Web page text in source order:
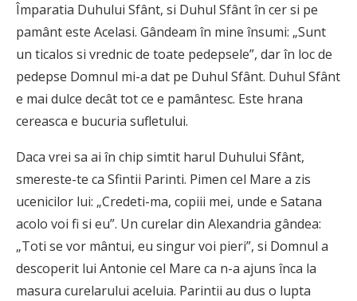
Împaratia Duhului Sfânt, si Duhul Sfânt în cer si pe
pamânt este Acelasi. Gândeam în mine însumi: „Sunt
un ticalos si vrednic de toate pedepsele”, dar în loc de
pedepse Domnul mi-a dat pe Duhul Sfânt. Duhul Sfânt
e mai dulce decât tot ce e pamântesc. Este hrana
cereasca e bucuria sufletului.
Daca vrei sa ai în chip simtit harul Duhului Sfânt,
smereste-te ca Sfintii Parinti. Pimen cel Mare a zis
ucenicilor lui: „Credeti-ma, copiii mei, unde e Satana
acolo voi fi si eu”. Un curelar din Alexandria gândea:
„Toti se vor mântui, eu singur voi pieri”, si Domnul a
descoperit lui Antonie cel Mare ca n-a ajuns înca la
masura curelarului aceluia. Parintii au dus o lupta